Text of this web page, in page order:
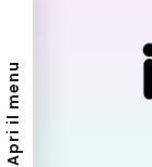
Apri il menu